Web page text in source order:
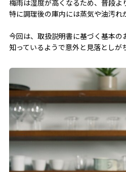
梅雨は湿度が高くなるため、普段
特に調理後の庫内には蒸気や油汚
今回は、取扱説明書に基づく基本
知っているようで意外と見落とし